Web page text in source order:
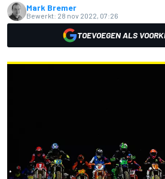
Mark Bremer
Bewerkt: 28 nov 2022, 07:26
TOEVOEGEN ALS